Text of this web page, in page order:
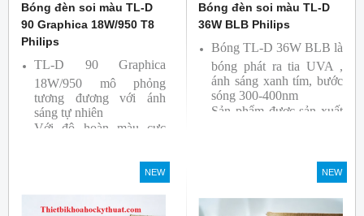
Bóng đèn soi màu TL-D
90 Graphica 18W/950 T8
Philips
TL-D 90 Graphica
18W/950 mô phỏng
tương đương với ánh
sáng tự nhiên
Với độ hoàn màu cực
Sản phẩm được sản xuất
bởi hãng Philips, xuất xứ
Ba lan
Bóng đèn soi màu TL-D
36W BLB Philips
Bóng TL-D 36W BLB là
bóng phát ra tia UVA ,
ánh sáng xanh tím, bước
sóng 300-400nm
Sản phẩm được sản xuất
NEW NEW